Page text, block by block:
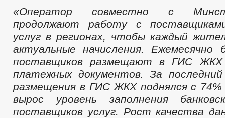
«Оператор совместно с
продолжают работу с
услуг в регионах, чтобы каждый
актуальные начисления. Ежемесячно
поставщиков размещают в ГИС ЖКХ
платежных документов. За
размещения в ГИС ЖКХ поднялся с
вырос уровень заполнения
поставщиков услуг. Рост качества